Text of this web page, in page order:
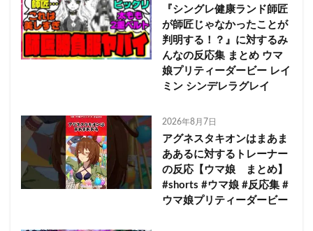
『シングレ健康ランド師匠
が師匠じゃなかったことが
判明する！？』に対するみ
んなの反応集 まとめ ウマ
娘プリティーダービー レイ
ミン シンデレラグレイ
2026年8月7日
アグネスタキオンはまあま
ああるに対するトレーナー
の反応【ウマ娘 まとめ】
#shorts #ウマ娘 #反応集 #
ウマ娘プリティーダービー